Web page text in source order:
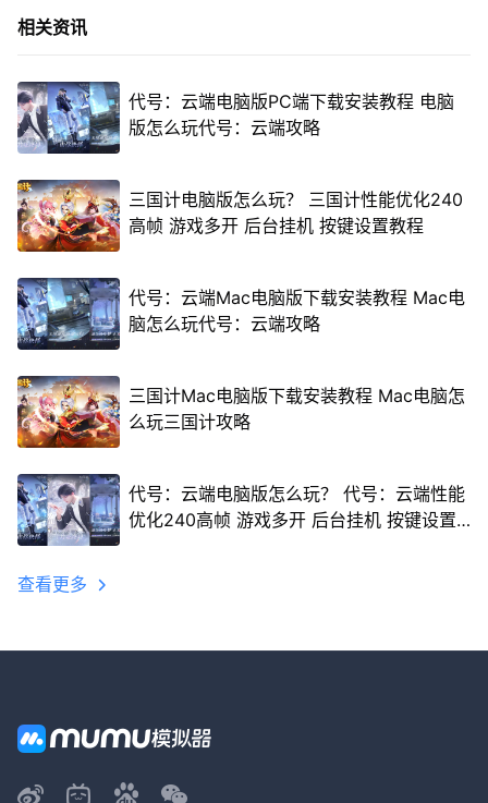
相关资讯
代号：云端电脑版PC端下载安装教程 电脑
版怎么玩代号：云端攻略
三国计电脑版怎么玩？ 三国计性能优化240
高帧 游戏多开 后台挂机 按键设置教程
代号：云端Mac电脑版下载安装教程 Mac电
脑怎么玩代号：云端攻略
三国计Mac电脑版下载安装教程 Mac电脑怎
么玩三国计攻略
代号：云端电脑版怎么玩？ 代号：云端性能
优化240高帧 游戏多开 后台挂机 按键设置
查看更多